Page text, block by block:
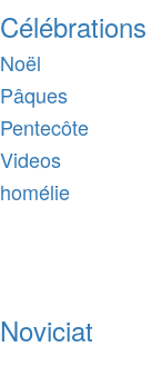
Célébrations
Noël
Pâques
Pentecôte
Videos
homélie
Noviciat